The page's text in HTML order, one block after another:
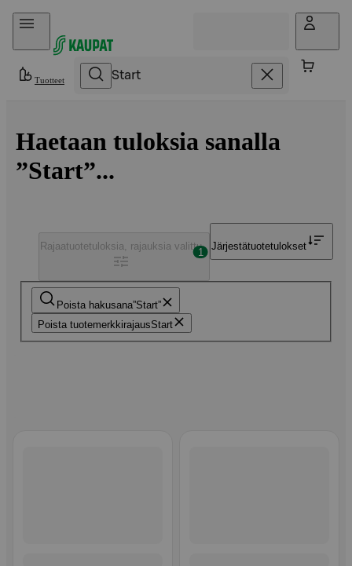
Hyppää sisältöön
Tuotteet
Haetaan tuloksia sanalla
”Start”...
Poista hakusana Start
Poista tuotemerkkirajausStart
Rajaatuotetuloksia, rajauksia valittu
1
Järjestätuotetulokset